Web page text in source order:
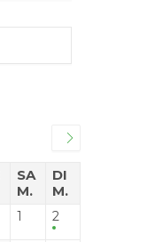
SA
M.
DI
M.
1 2